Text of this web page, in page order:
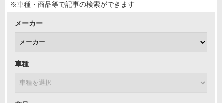
※車種・商品等で記事の検索ができます
メーカー
車種